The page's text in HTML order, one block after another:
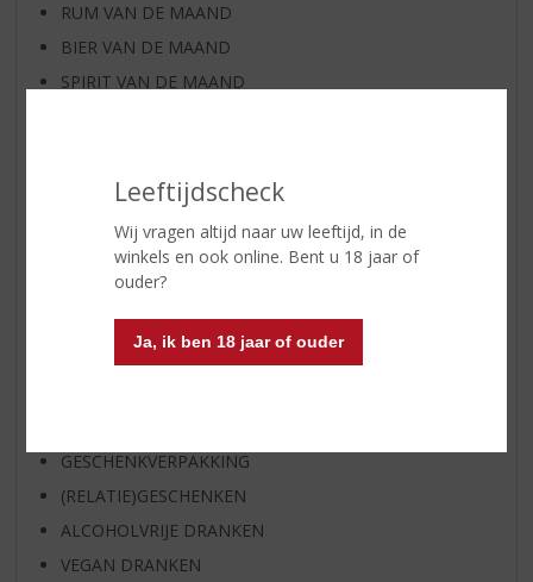
Leeftijdscheck
Wij vragen altijd naar uw leeftijd, in de
winkels en ook online. Bent u 18 jaar of
ouder?
Ja, ik ben 18 jaar of ouder
RUM VAN DE MAAND
BIER VAN DE MAAND
SPIRIT VAN DE MAAND
WHISKY
APERITIEF
GEDISTILLEERD OVERIG
SHOTJES
KANT EN KLAAR
GESCHENKVERPAKKING
(RELATIE)GESCHENKEN
ALCOHOLVRIJE DRANKEN
VEGAN DRANKEN